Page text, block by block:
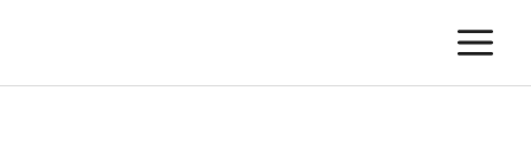
springen